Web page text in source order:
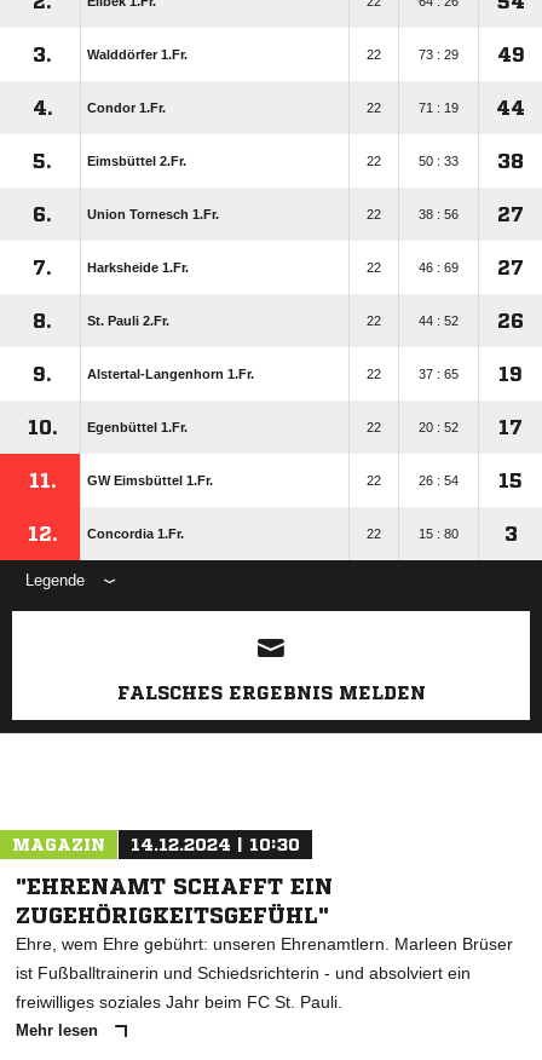
3. Walddörfer 1.Fr. 22 73 : 29 49
4. Condor 1.Fr. 22 71 : 19 44
5. Eimsbüttel 2.Fr. 22 50 : 33 38
6. Union Tornesch 1.Fr. 22 38 : 56 27
7. Harksheide 1.Fr. 22 46 : 69 27
8. St. Pauli 2.Fr. 22 44 : 52 26
9. Alstertal-Langenhorn 1.Fr. 22 37 : 65 19
10. Egenbüttel 1.Fr. 22 20 : 52 17
11. GW Eimsbüttel 1.Fr. 22 26 : 54 15
12. Concordia 1.Fr. 22 15 : 80 3
Legende
ANZEIGE
FALSCHES ERGEBNIS MELDEN
MAGAZIN 14.12.2024 | 10:30
"EHRENAMT SCHAFFT EIN
ZUGEHÖRIGKEITSGEFÜHL"
Ehre, wem Ehre gebührt: unseren Ehrenamtlern. Marleen Brüser
ist Fußballtrainerin und Schiedsrichterin - und absolviert ein
freiwilliges soziales Jahr beim FC St. Pauli.
Mehr lesen